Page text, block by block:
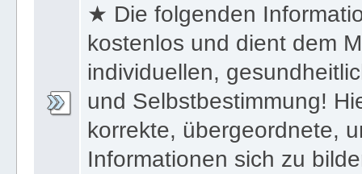
★ Die folgenden
kostenlos und dient dem
individuellen,
und Selbstbestimmung!
korrekte, übergeordnete,
Informationen sich zu